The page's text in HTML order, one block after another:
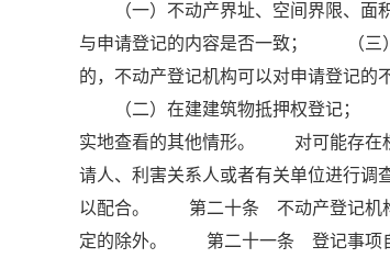
（一）不动产界址、空间界限、面
与申请登记的内容是否一致； （三
的，不动产登记机构可以对申请登记
（二）在建建筑物抵押权登记；
实地查看的其他情形。 对可能存在权
请人、利害关系人或者有关单位进行
以配合。 第二十条 不动产登记机构
定的除外。 第二十一条 登记事项